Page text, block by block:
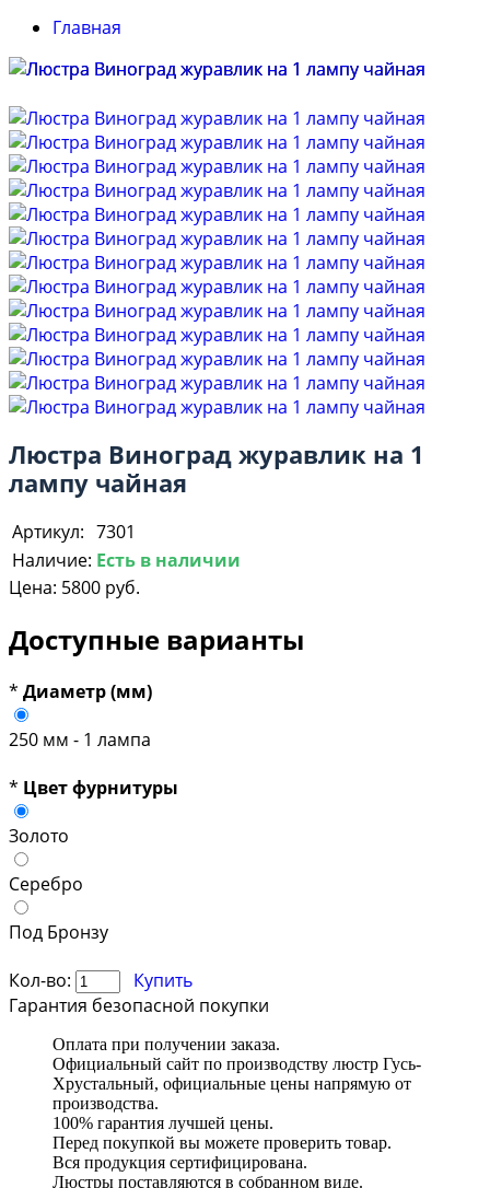
Главная
Люстра Виноград журавлик на 1
лампу чайная
Артикул: 7301
Наличие: Есть в наличии
Цена: 5800 руб.
Доступные варианты
* Диаметр (мм)
250 мм - 1 лампа
* Цвет фурнитуры
Золото
Серебро
Под Бронзу
Кол-во:
Купить
Гарантия безопасной покупки
Оплата при получении заказа.
Официальный сайт по производству люстр Гусь-
Хрустальный, официальные цены напрямую от
производства.
100% гарантия лучшей цены.
Перед покупкой вы можете проверить товар.
Вся продукция сертифицирована.
Люстры поставляются в собранном виде.